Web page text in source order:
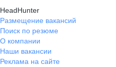
HeadHunter
Размещение вакансий
Поиск по резюме
О компании
Наши вакансии
Реклама на сайте